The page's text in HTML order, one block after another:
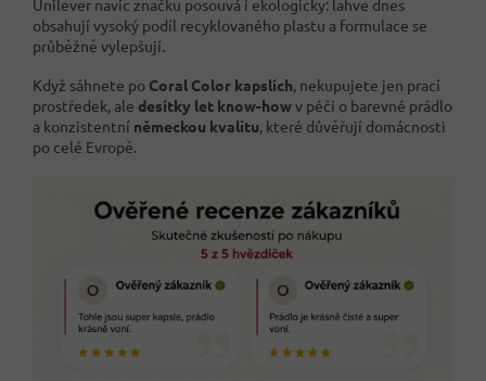
Unilever navíc značku posouvá i ekologicky: lahve dnes
obsahují vysoký podíl recyklovaného plastu a formulace se
průběžně vylepšují.
Když sáhnete po Coral Color kapslích, nekupujete jen prací
prostředek, ale desítky let know-howv péči o barevné prádlo
a konzistentní německou kvalitu, které důvěřují domácnosti
po celé Evropě.